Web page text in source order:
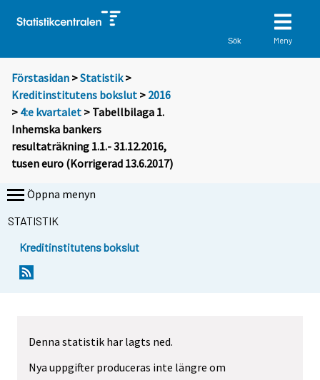
Sök Meny
Förstasidan >Statistik >
Kreditinstitutens bokslut > 2016
> 4:e kvartalet > Tabellbilaga 1.
Inhemska bankers
resultaträkning 1.1.- 31.12.2016,
tusen euro (Korrigerad 13.6.2017)
Öppna menyn
STATISTIK
Kreditinstitutens bokslut
Denna statistik har lagts ned.
Nya uppgifter produceras inte längre om